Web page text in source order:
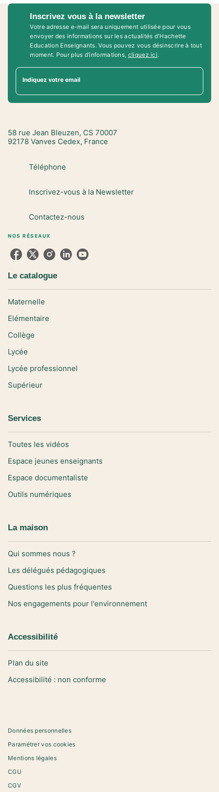
Inscrivez vous à la newsletter
Votre adresse e-mail sera uniquement utilisée pour vous
envoyer des informations sur les actualités d'Hachette
Education Enseignants. Vous pouvez vous désinscrire à tout
moment. Pour plus d’informations, cliquez ici.
Indiquez votre email
58 rue Jean Bleuzen, CS 70007
92178 Vanves Cedex, France
Téléphone
Inscrivez-vous à la Newsletter
Contactez-nous
NOS RÉSEAUX
Le catalogue
Maternelle
Elémentaire
Collège
Lycée
Lycée professionnel
Supérieur
Services
Toutes les vidéos
Espace jeunes enseignants
Espace documentaliste
Outils numériques
La maison
Qui sommes nous ?
Les délégués pédagogiques
Questions les plus fréquentes
Nos engagements pour l'environnement
Accessibilité
Plan du site
Accessibilité : non conforme
Données personnelles
Paramétrer vos cookies
Mentions légales
CGU
CGV